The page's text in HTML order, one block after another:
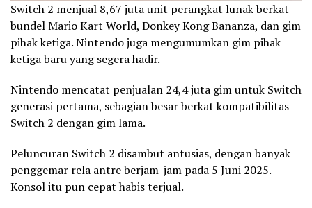
Switch 2 menjual 8,67 juta unit perangkat lunak berkat
bundel Mario Kart World, Donkey Kong Bananza, dan gim
pihak ketiga. Nintendo juga mengumumkan gim pihak
ketiga baru yang segera hadir.
Nintendo mencatat penjualan 24,4 juta gim untuk Switch
generasi pertama, sebagian besar berkat kompatibilitas
Switch 2 dengan gim lama.
Peluncuran Switch 2 disambut antusias, dengan banyak
penggemar rela antre berjam-jam pada 5 Juni 2025.
Konsol itu pun cepat habis terjual.